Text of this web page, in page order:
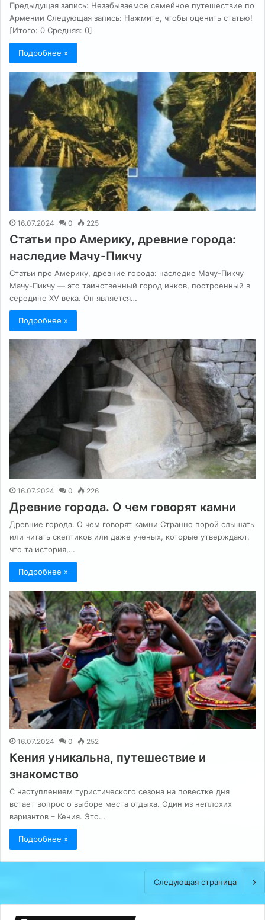
Предыдущая запись: Незабываемое семейное путешествие по
Армении Следующая запись: Нажмите, чтобы оценить статью!
[Итого: 0 Средняя: 0]
Подробнее »
16.07.2024 0 225
Статьи про Америку, древние города:
наследие Мачу-Пикчу
Статьи про Америку, древние города: наследие Мачу-Пикчу
Мачу-Пикчу — это таинственный город инков, построенный в
середине XV века. Он является…
Подробнее »
16.07.2024 0 226
Древние города. О чем говорят камни
Древние города. О чем говорят камни Странно порой слышать
или читать скептиков или даже ученых, которые утверждают,
что та история,…
Подробнее »
16.07.2024 0 252
Кения уникальна, путешествие и
знакомство
С наступлением туристического сезона на повестке дня
встает вопрос о выборе места отдыха. Один из неплохих
вариантов – Кения. Это…
Подробнее »
Следующая страница